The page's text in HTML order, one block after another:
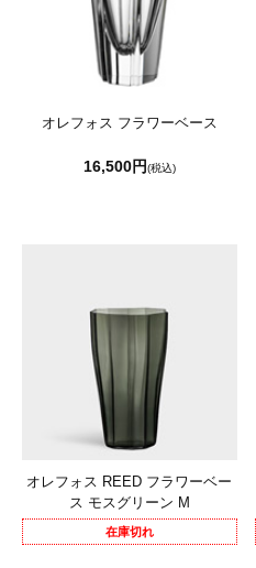
オレフォス フラワーベース
16,500円(税込)
オレフォス REED フラワーベー
ス モスグリーン M
在庫切れ